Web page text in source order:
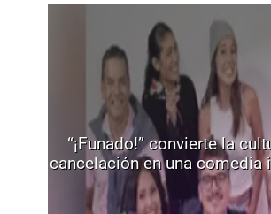
“¡Funado!” convierte la
cancelación en una comedia